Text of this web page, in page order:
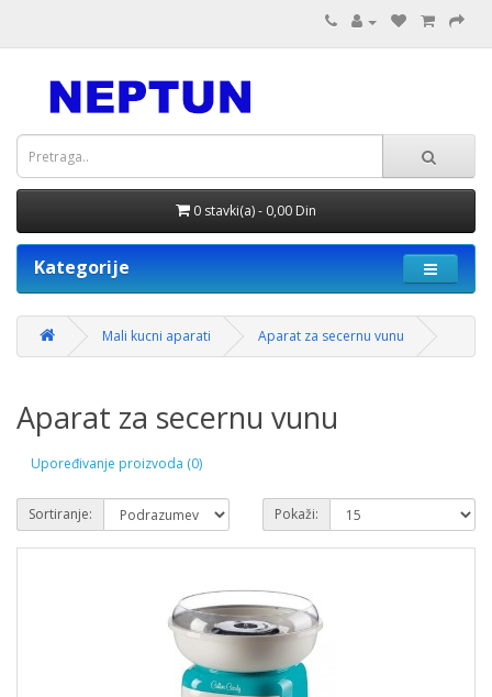
0 stavki(a) - 0,00 Din
Kategorije
Mali kucni aparati Aparat za secernu vunu
Aparat za secernu vunu
Upoređivanje proizvoda (0)
Sortiranje: Pokaži: